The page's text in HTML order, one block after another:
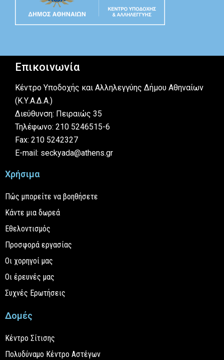
Επικοινωνία
Κέντρο Υποδοχής και Αλληλεγγύης Δήμου Αθηναίων
(Κ.Υ.Α.Δ.Α.)
Διεύθυνση: Πειραιώς 35
Τηλέφωνο: 210 5246515-6
Fax: 210 5242327
E-mail: seckyada@athens.gr
Χρήσιμα
Πώς μπορείτε να βοηθήσετε
Κάντε μια δωρεά
Εθελοντισμός
Προσφορά εργασίας
Οι χορηγοί μας
Οι έρευνές μας
Συχνές Ερωτήσεις
Δομές
Κέντρο Σίτισης
Πολυδύναμο Κέντρο Αστέγων